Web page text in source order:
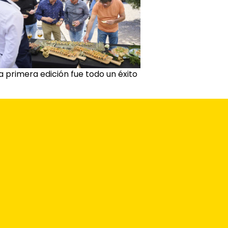
primera edición fue todo un éxito